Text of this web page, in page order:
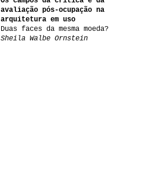
avaliação pós-ocupação na
arquitetura em uso
Duas faces da mesma moeda?
Sheila Walbe Ornstein